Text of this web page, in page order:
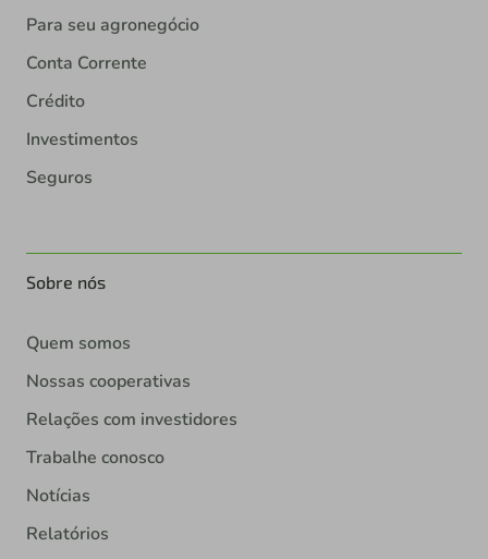
Para seu agronegócio
Conta Corrente
Crédito
Investimentos
Seguros
Sobre nós
Quem somos
Nossas cooperativas
Relações com investidores
Trabalhe conosco
Notícias
Relatórios